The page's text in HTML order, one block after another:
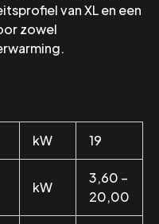
van XL en een
zowel
kW 19
kW
3,60 –
20,00